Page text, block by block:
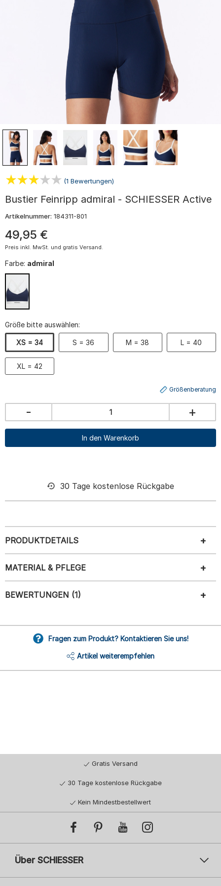
(1 Bewertungen)
Bustier Feinripp admiral - SCHIESSER Active
Artikelnummer: 184311-801
49,95 €
Preis inkl. MwSt. und gratis Versand.
Farbe: admiral
Größe bitte auswählen:
XS = 34 S = 36 M = 38 L = 40
XL = 42
Größenberatung
- +
In den Warenkorb
30 Tage kostenlose Rückgabe
PRODUKTDETAILS
MATERIAL & PFLEGE
BEWERTUNGEN (1)
Fragen zum Produkt? Kontaktieren Sie uns!
Artikel weiterempfehlen
Gratis Versand
30 Tage kostenlose Rückgabe
Kein Mindestbestellwert
Über SCHIESSER